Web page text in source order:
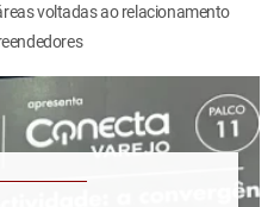
voltadas ao relacionamento